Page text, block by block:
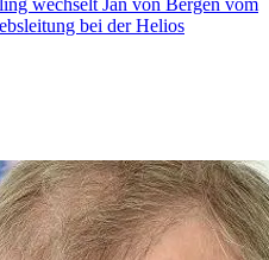
bei der Helios